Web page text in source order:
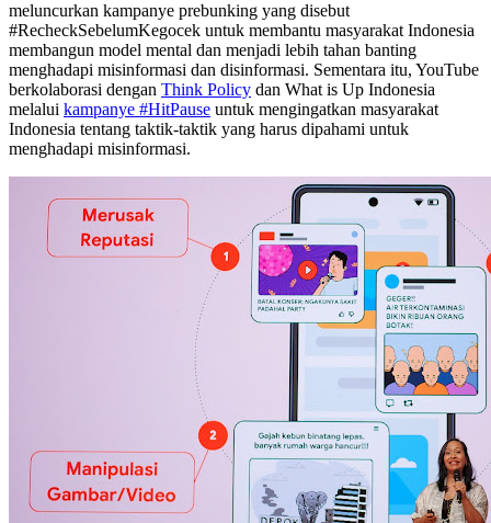
meluncurkan kampanye prebunking yang disebut
#RecheckSebelumKegocek untuk membantu masyarakat Indonesia
membangun model mental dan menjadi lebih tahan banting
menghadapi misinformasi dan disinformasi. Sementara itu, YouTube
berkolaborasi dengan Think Policy dan What is Up Indonesia
melalui kampanye #HitPause untuk mengingatkan masyarakat
Indonesia tentang taktik-taktik yang harus dipahami untuk
menghadapi misinformasi.